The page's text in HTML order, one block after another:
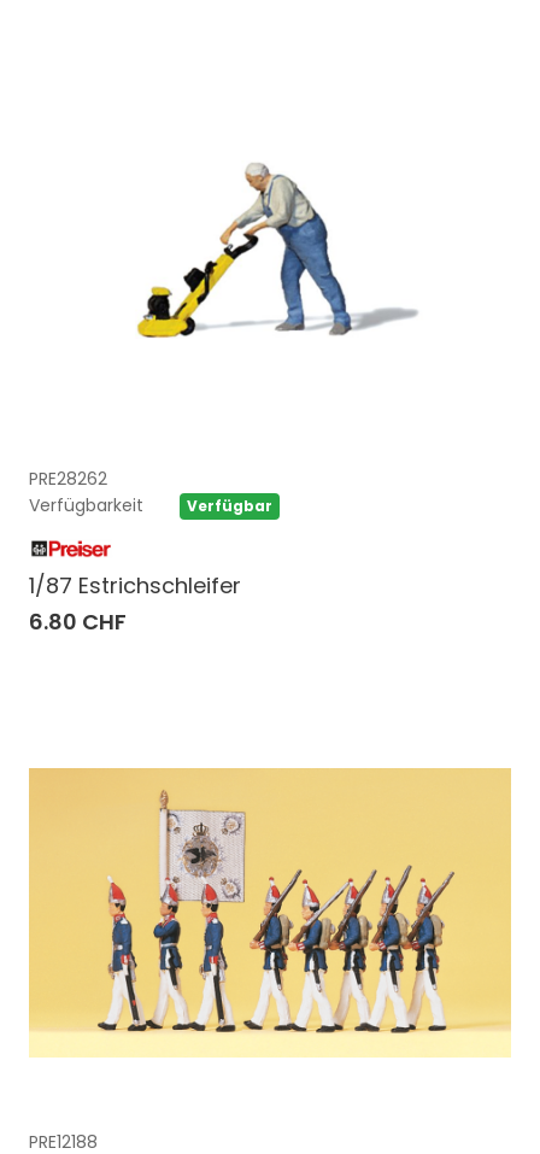
PRE28262
Verfügbarkeit
Verfügbar
1/87 Estrichschleifer
6.80 CHF
PRE12188